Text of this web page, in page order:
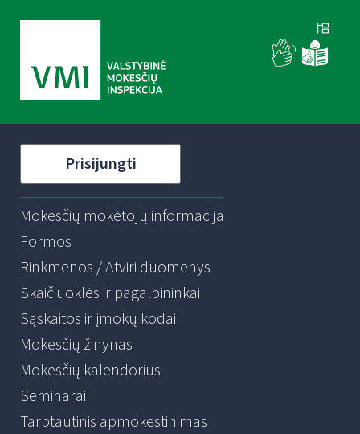
Prisijungti
Mokesčių mokėtojų informacija
Formos
Rinkmenos / Atviri duomenys
Skaičiuoklės ir pagalbininkai
Sąskaitos ir įmokų kodai
Mokesčių žinynas
Mokesčių kalendorius
Seminarai
Tarptautinis apmokestinimas